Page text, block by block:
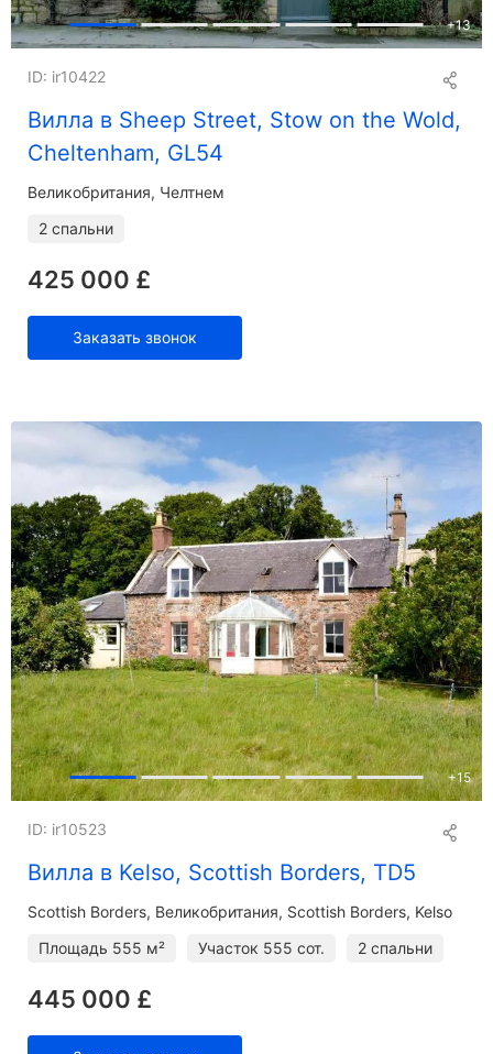
+13
Вилла в Sheep Street, Stow on the Wold,
Cheltenham, GL54
ID: ir10422
Великобритания, Челтнем
2 спальни
425 000 £
Заказать звонок
+15
Вилла в Kelso, Scottish Borders, TD5
ID: ir10523
Scottish Borders Великобритания, Scottish Borders, Kelso
Площадь 555 м² Участок 555 сот. 2 спальни
445 000 £